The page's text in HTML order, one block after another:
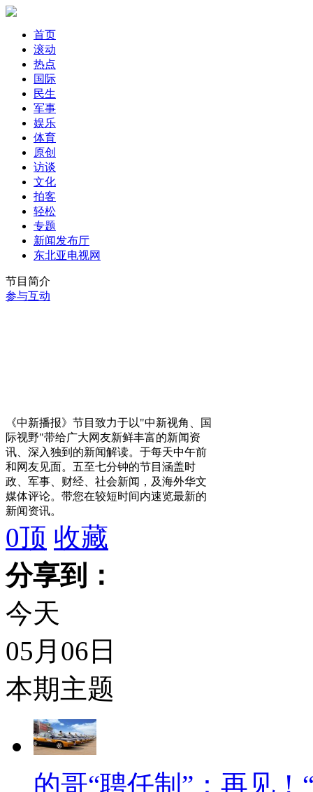
首页
滚动
热点
国际
民生
军事
娱乐
体育
原创
访谈
文化
拍客
轻松
专题
新闻发布厅
东北亚电视网
节目简介
参与互动
《中新播报》节目致力于以"中新视角、国
际视野"带给广大网友新鲜丰富的新闻资
讯、深入独到的新闻解读。于每天中午前
和网友见面。五至七分钟的节目涵盖时
政、军事、财经、社会新闻，及海外华文
媒体评论。带您在较短时间内速览最新的
新闻资讯。
0顶 收藏
分享到：
今天
05月06日
本期主题
的哥“聘任制”：再见！